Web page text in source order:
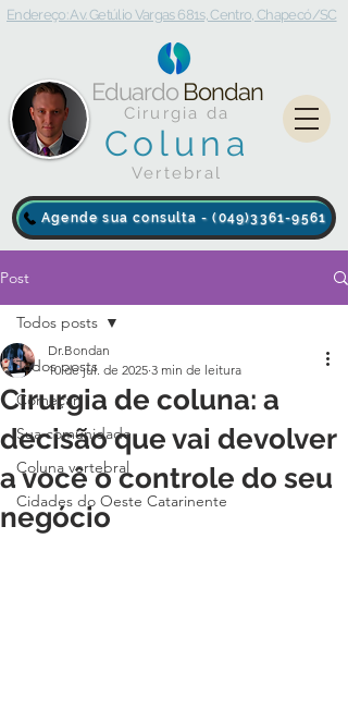
Agende sua consulta - (049)3361-9561
Eduardo Bondan
Cirurgia da
Coluna
Vertebral
Endereço: Av. Getúlio Vargas 681s, Centro, Chapecó/SC
Post
Todos posts
Começar
Sua comunidade
Coluna vertebral
Cidades do Oeste Catarinente
Todos posts
Cirurgia de coluna: a
decisão que vai devolver
a você o controle do seu
negócio
Dr.Bondan
10 de jul. de 2025 3 min de leitura